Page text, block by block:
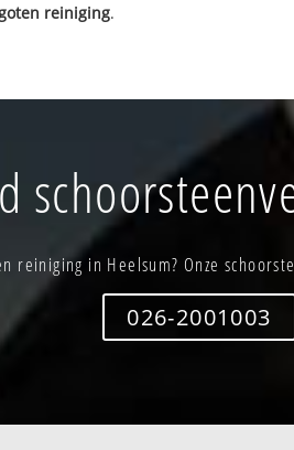
reiniging.
reiniging in Heelsum? Onze
026-2001003